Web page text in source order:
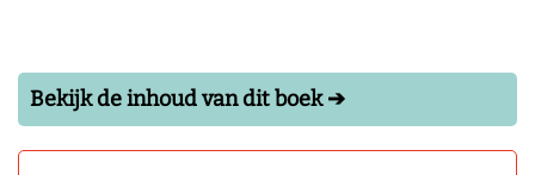
Bekijk de inhoud van dit boek ➔